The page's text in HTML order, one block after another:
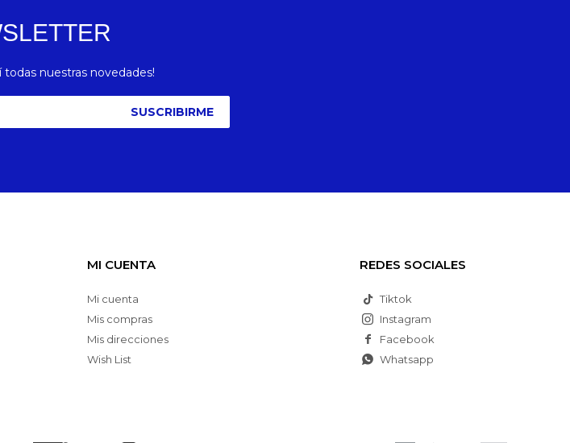
MI CUENTA
Mi cuenta
Mis compras
Mis direcciones
Wish List
REDES SOCIALES
Tiktok
Facebook
Instagram
Whatsapp
todas nuestras novedades!
SUSCRIBIRME